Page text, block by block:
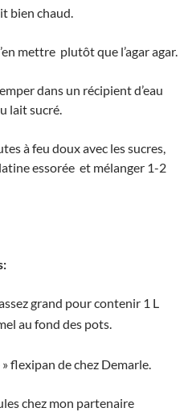
bien chaud.
mettre plutôt que l’agar agar.
dans un récipient d’eau
lait sucré.
à feu doux avec les sucres,
essorée et mélanger 1-2
grand pour contenir 1 L
au fond des pots.
flexipan de chez Demarle.
chez mon partenaire